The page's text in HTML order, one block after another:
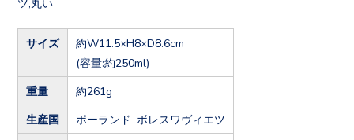
サイズ
約W11.5×H8×D8.6cm
(容量:約250ml)
重量 約261g
生産国 ポーランド ボレスワヴィエツ